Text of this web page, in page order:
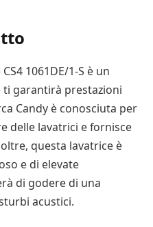
1061DE/1-S è un
garantirà prestazioni
Candy è conosciuta per
delle lavatrici e fornisce
questa lavatrice è
e di elevate
di godere di una
acustici.